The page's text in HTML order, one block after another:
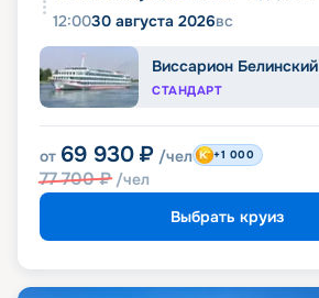
12:0030 августа 2026вс
Виссарион Белинский
СТАНДАРТ
от 69 930 ₽ /чел
77 700₽ /чел
+1 000
Выбрать круиз